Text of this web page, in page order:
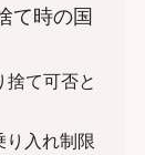
て時の国
て可否と
入れ制限